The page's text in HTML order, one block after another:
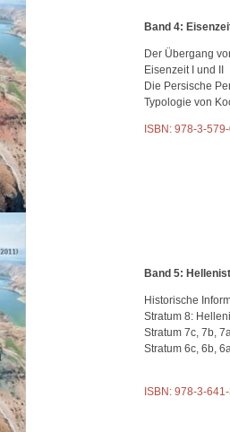
Band 4:
Der Übergang
Eisenzeit I und II
Die Persische
Typologie von
ISBN: 978-3-
Band 5:
Historische
Stratum 8:
Stratum 7c, 7b,
Stratum 6c, 6b,
ISBN: 978-3-